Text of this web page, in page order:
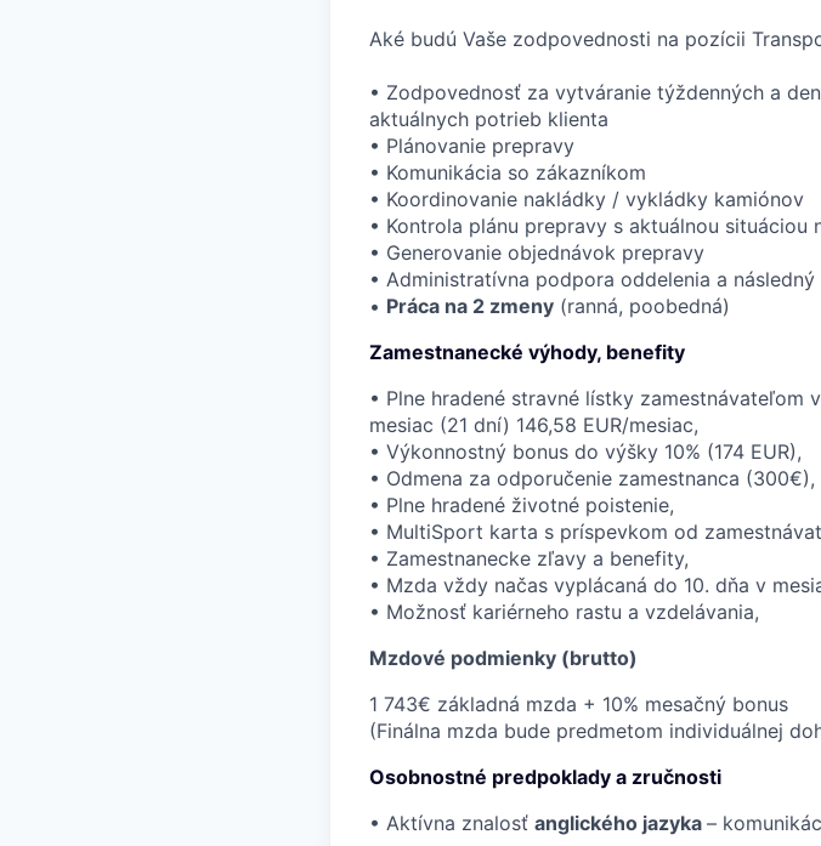
Aké budú Vaše zodpovednosti na pozícii
• Zodpovednosť za vytváranie týždenných a
aktuálnych potrieb klienta
• Plánovanie prepravy
• Komunikácia so zákazníkom
• Koordinovanie nakládky / vykládky kamiónov
• Kontrola plánu prepravy s aktuálnou situáciou
• Generovanie objednávok prepravy
• Administratívna podpora oddelenia a
• Práca na 2 zmeny (ranná, poobedná)
Zamestnanecké výhody, benefity
• Plne hradené stravné lístky
mesiac (21 dní) 146,58 EUR/mesiac,
• Výkonnostný bonus do výšky 10% (174 EUR),
• Odmena za odporučenie zamestnanca (300€),
• Plne hradené životné poistenie,
• MultiSport karta s príspevkom od
• Zamestnanecke zľavy a benefity,
• Mzda vždy načas vyplácaná do 10. dňa v
• Možnosť kariérneho rastu a vzdelávania,
Mzdové podmienky (brutto)
1 743€ základná mzda + 10% mesačný bonus
(Finálna mzda bude predmetom individuálnej
Osobnostné predpoklady a zručnosti
• Aktívna znalosť anglického jazyka –